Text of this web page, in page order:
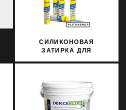
СИЛИКОНОВАЯ
ЗАТИРКА ДЛЯ